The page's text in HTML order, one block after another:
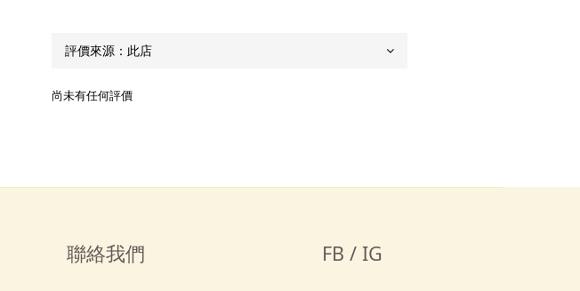
尚未有任何評價
聯絡我們 FB / IG